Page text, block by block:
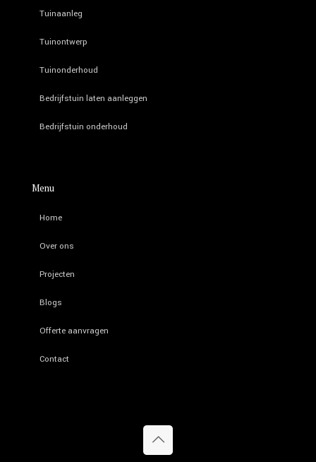
Tuinaanleg
Tuinontwerp
Tuinonderhoud
Bedrijfstuin laten aanleggen
Bedrijfstuin onderhoud
Menu
Home
Over ons
Projecten
Blogs
Offerte aanvragen
Contact